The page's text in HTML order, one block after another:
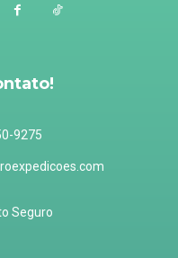
9275
Seguro